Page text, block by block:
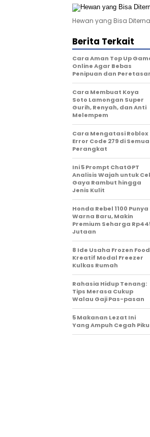
Hewan yang Bisa
Berita Terkait
Cara Aman Top Up
Online Agar Bebas
Penipuan dan
Cara Membuat Koya
Soto Lamongan Super
Gurih, Renyah, dan Anti
Melempem
Cara Mengatasi Roblox
Error Code 279 di Semua
Perangkat
Ini 5 Prompt ChatGPT
Analisis Wajah untuk
Gaya Rambut hingga
Jenis Kulit
Honda Rebel 1100 Punya
Warna Baru, Makin
Premium Seharga
Jutaan
8 Ide Usaha Frozen Food
Kreatif Modal Freezer
Kulkas Rumah
Rahasia Hidup Tenang:
Tips Merasa Cukup
Walau Gaji Pas-pasan
5 Makanan Lezat Ini
Yang Ampuh Cegah